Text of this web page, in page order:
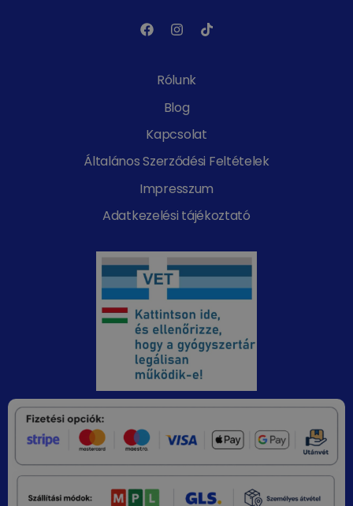
Rólunk
Blog
Kapcsolat
Általános Szerződési Feltételek
Impresszum
Adatkezelési tájékoztató